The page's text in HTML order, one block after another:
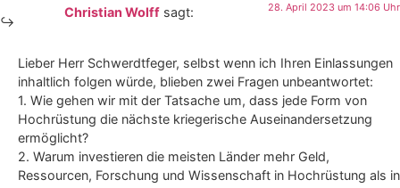
Christian Wolff sagt: 28. April 2023 um 14:06 Uhr
Lieber Herr Schwerdtfeger, selbst wenn ich Ihren Einlassungen
inhaltlich folgen würde, blieben zwei Fragen unbeantwortet:
1. Wie gehen wir mit der Tatsache um, dass jede Form von
Hochrüstung die nächste kriegerische Auseinandersetzung
ermöglicht?
2. Warum investieren die meisten Länder mehr Geld,
Ressourcen, Forschung und Wissenschaft in Hochrüstung als in